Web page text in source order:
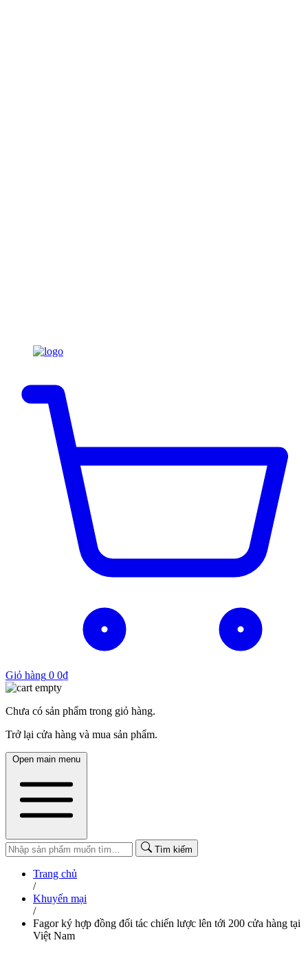
Giỏ hàng 0 0₫
Chưa có sản phẩm trong giỏ hàng.
Trở lại cửa hàng và mua sản phẩm.
Open main menu
Tìm kiếm
Trang chủ
/
Khuyến mại
/
Fagor ký hợp đồng đối tác chiến lược lên tới 200 cửa hàng tại
Việt Nam